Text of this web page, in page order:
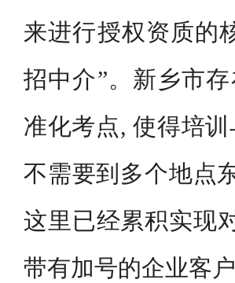
来进行授权资质的
招中介”。新乡市
准化考点, 使得培
不需要到多个地点
这里已经累积实现
带有加号的企业客